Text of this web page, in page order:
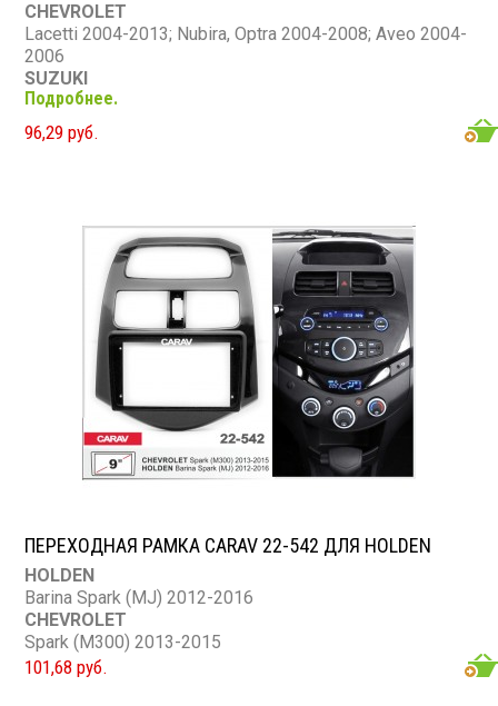
CHEVROLET
Lacetti 2004-2013; Nubira, Optra 2004-2008; Aveo 2004-
2006
SUZUKI
Forenza, Verona 2004-2008
BUICK
Excelle 2004-2008
Gentra 2015-2018
Gentra 2013-2015
Подробнее.
96,29 руб.
ПЕРЕХОДНАЯ РАМКА CARAV 22-542 ДЛЯ HOLDEN
HOLDEN
Barina Spark (MJ) 2012-2016
CHEVROLET
Spark (M300) 2013-2015
101,68 руб.